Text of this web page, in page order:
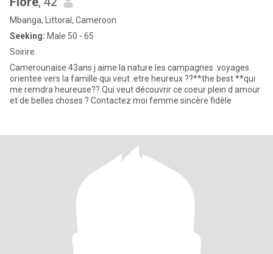
Mbanga, Littoral, Cameroon
Seeking: Male 50 - 65
Soirire
Camerounaise 43ans j aime la nature les campagnes .voyages
orientee vers la famille qui veut .etre heureux ??**the best **qui
me remdra heureuse?? Qui veut découvrir ce coeur plein d amour
et de belles choses ? Contactez moi femme sincère fidèle